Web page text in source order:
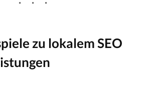
zu lokalem SEO